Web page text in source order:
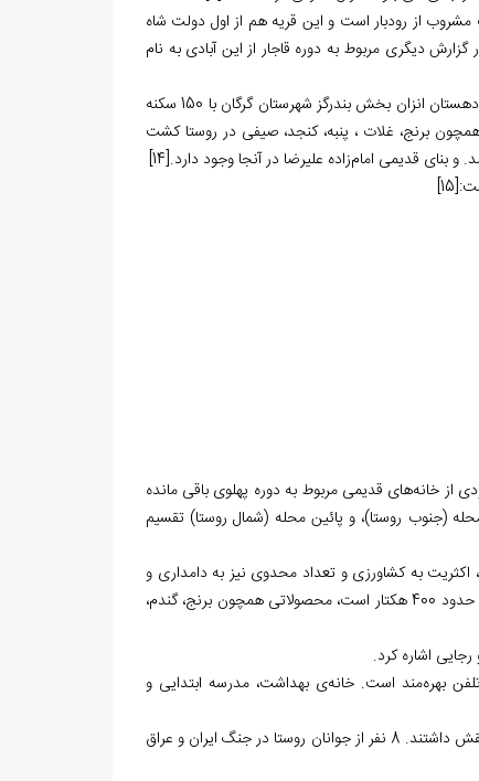
دیوان اعلی، آب مشروب از رودبار است و این قریه هم از اول دولت شاه
دیگری مربوط به دوره قاجار از این آبادی به نام
در کتاب فرهنگ جغرافیایی ایران که در اوایل پهلوی اول منتشر شد، این آبادی از روستاهای دهستان انزان بخش بندرگز شهرستان گرگان با 150 سکنه
برنج، غلات ، پنبه، کنجد، صیفی در روستا کشت
قدیمی امام‌زاده علیرضا در آنجا وجود دارد.[14]
[15]
از خانه‏‌های قدیمی مربوط به دوره پهلوی باقی مانده
(جنوب روستا)، و پائین محله (شمال روستا) تقسیم
به کشاورزی و تعداد محدوی نیز به دامداری و
کار در اماکن اداری و صنعتی مشغول‌اند. کشاورزان سرطاق در زمین‏‌های کشاورزی روستا که حدود 400 هکتار است، محصولاتی همچون برنج، گندم،
اشاره کرد.
بهره‌مند است. خانه‌ی بهداشت، مدرسه ابتدایی و
مردم روستا در پیروزی انقلاب اسلامی و جنگ تحمیلی ایران و عراق همچون سایر ایرانیان نقش داشتند. 8 نفر از جوانان روستا در جنگ ایران و عراق